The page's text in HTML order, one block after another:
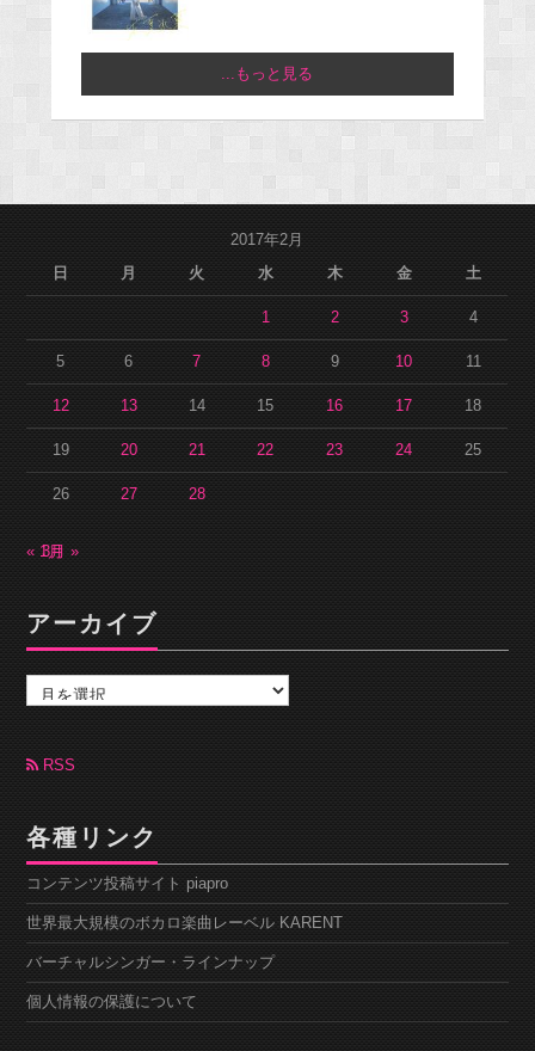
...もっと見る
2017年2月
日
月 火 水 木 金 土
1 2 3 4
5 6 7 8 9 10 11
12 13 14 15 16 17 18
19 20 21 22 23 24 25
26 27 28
« 1月3月 »
アーカイブ
カ
ブ RSS
各種リンク
コンテンツ投稿サイト piapro
世界最大規模のボカロ楽曲レーベル KARENT
バーチャルシンガー・ラインナップ
個人情報の保護について